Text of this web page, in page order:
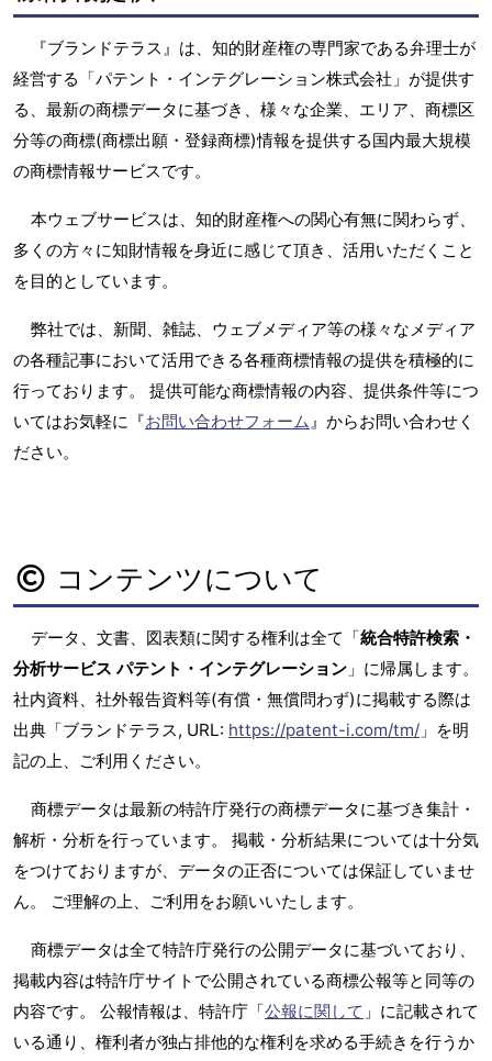
『ブランドテラス』は、知的財産権の専門家である弁理士が
経営する「パテント・インテグレーション株式会社」が提供す
る、最新の商標データに基づき、様々な企業、エリア、商標区
分等の商標(商標出願・登録商標)情報を提供する国内最大規模
の商標情報サービスです。
本ウェブサービスは、知的財産権への関心有無に関わらず、
多くの方々に知財情報を身近に感じて頂き、活用いただくこと
を目的としています。
弊社では、新聞、雑誌、ウェブメディア等の様々なメディア
の各種記事において活用できる各種商標情報の提供を積極的に
行っております。 提供可能な商標情報の内容、提供条件等につ
いてはお気軽に『お問い合わせフォーム』からお問い合わせく
ださい。
コンテンツについて
データ、文書、図表類に関する権利は全て「統合特許検索・
分析サービス パテント・インテグレーション 」に帰属します。
社内資料、社外報告資料等(有償・無償問わず)に掲載する際は
出典「ブランドテラス, URL: https://patent-i.com/tm/ 」を明
記の上、ご利用ください。
商標データは最新の特許庁発行の商標データに基づき集計・
解析・分析を行っています。 掲載・分析結果については十分気
をつけておりますが、データの正否については保証していませ
ん。 ご理解の上、ご利用をお願いいたします。
商標データは全て特許庁発行の公開データに基づいており、
掲載内容は特許庁サイトで公開されている商標公報等と同等の
内容です。 公報情報は、特許庁「公報に関して 」に記載されて
いる通り、権利者が独占排他的な権利を求める手続きを行うか